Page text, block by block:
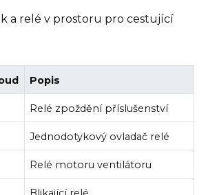
a relé v prostoru pro cestující
Popis
Relé zpoždění příslušenství
Jednodotykový ovladač relé
Relé motoru ventilátoru